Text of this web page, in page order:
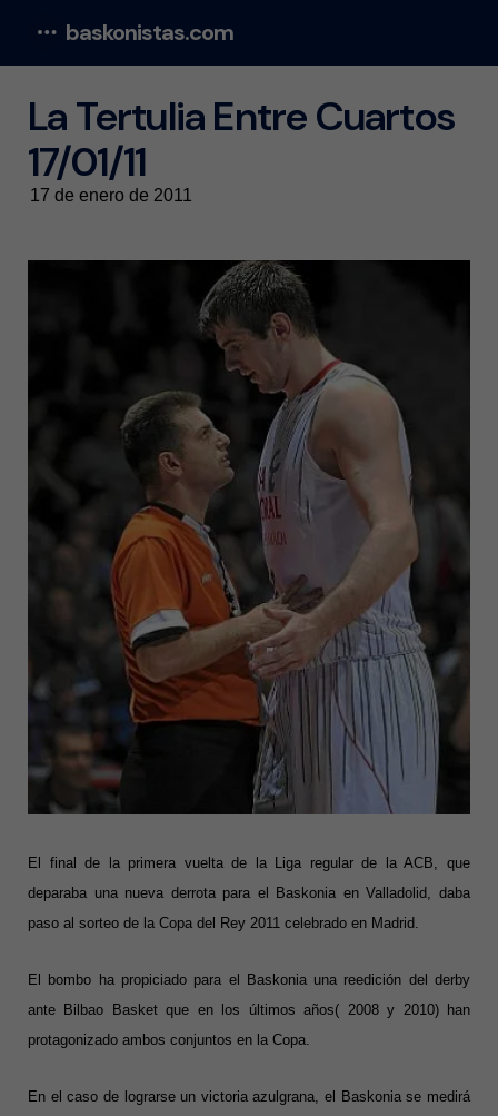
baskonistas.com
La Tertulia Entre Cuartos
17/01/11
17 de enero de 2011
El final de la primera vuelta de la Liga regular de la ACB, que
deparaba una nueva derrota para el Baskonia en Valladolid, daba
paso al sorteo de la Copa del Rey 2011 celebrado en Madrid.
El bombo ha propiciado para el Baskonia una reedición del derby
ante Bilbao Basket que en los últimos años( 2008 y 2010) han
protagonizado ambos conjuntos en la Copa.
En el caso de lograrse un victoria azulgrana, el Baskonia se medirá